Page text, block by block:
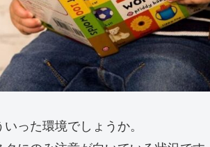
った環境でしょうか。